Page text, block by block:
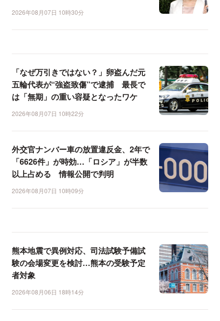
2026年08月07日 10時30分
「なぜ万引きではない？」卵盗んだ元
五輪代表が“強盗致傷”で逮捕 最長で
は「無期」の重い容疑となったワケ
2026年08月07日 10時22分
外交官ナンバー車の放置違反金、2年で
「6626件」が時効…「ロシア」が半数
以上占める 情報公開で判明
2026年08月07日 10時09分
熊本地震で異例対応、司法試験予備試
験の会場変更を検討…熊本の受験予定
者対象
2026年08月06日 18時14分